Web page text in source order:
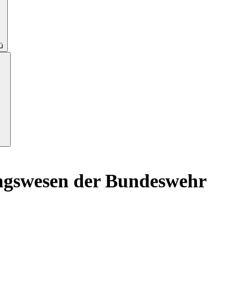
der Bundeswehr